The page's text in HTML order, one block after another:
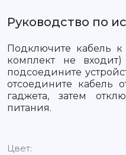
Руководство по
Подключите кабель к
комплект не
подсоедините
отсоедините кабель
гаджета, затем
питания.
Цвет: